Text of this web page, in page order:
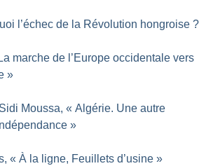
l’échec de la Révolution hongroise ?
La marche de l’Europe occidentale vers
»
Moussa, « Algérie. Une autre
»
« À la ligne, Feuillets d’usine »